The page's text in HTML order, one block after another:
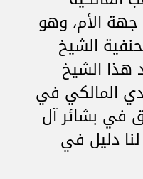
الأم، وهو
الشيخ
هذا الشيخ
المالكي في
في بشائر آل
دليل في